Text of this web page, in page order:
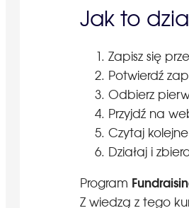
Jak to
Zapisz się
Potwierdź
Odbierz
Przyjdź na
Czytaj
Działaj i
Program
Z wiedzą z tego